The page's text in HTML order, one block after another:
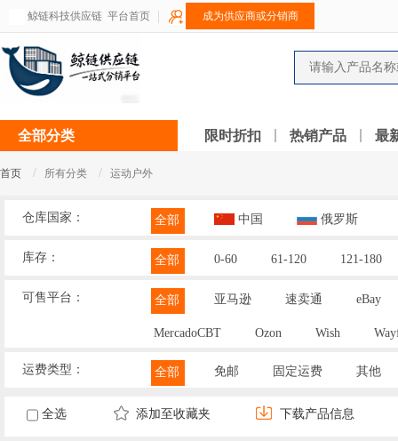
鲸链科技供应链 平台首页 成为供应商或分销商
全部分类 限时折扣 热销产品 最
首页 / 所有分类 / 运动户外
仓库国家： 全部 中国 俄罗斯
库存： 全部 0-60 61-120 121-180
可售平台： 全部 亚马逊 速卖通 eBay
MercadoCBT Ozon Wish
运费类型： 全部 免邮 固定运费 其他
全选 添加至收藏夹 下载产品信息